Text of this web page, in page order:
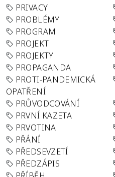
PRIVACY
PROBLÉMY
PROGRAM
PROJEKT
PROJEKTY
PROPAGANDA
PROTI-PANDEMICKÁ
OPATŘENÍ
PRŮVODCOVÁNÍ
PRVNÍ KAZETA
PRVOTINA
PŘÁNÍ
PŘEDSEVZETÍ
PŘEDZÁPIS